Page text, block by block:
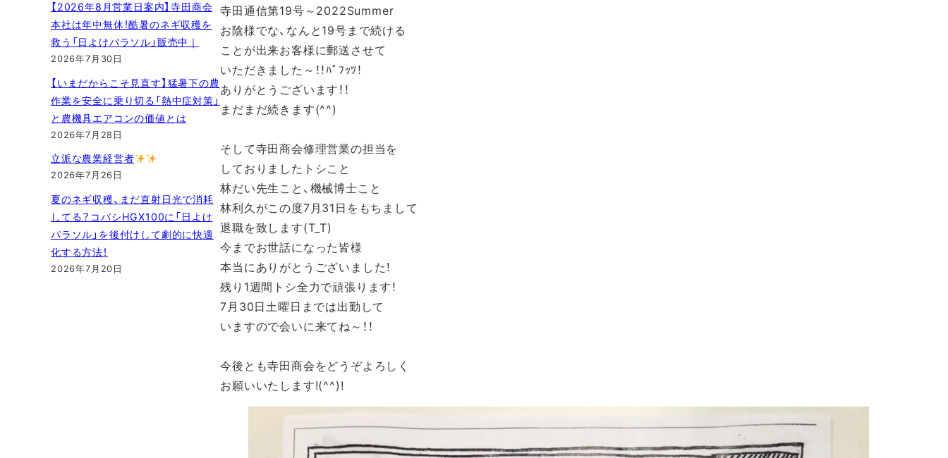
寺田通信第19号～2022Summer
お陰様でな、なんと19号まで続ける
ことが出来お客様に郵送させて
いただきました～！！ﾊﾟﾌｯﾂ！
ありがとうございます！！
まだまだ続きます(^^)
そして寺田商会修理営業の担当を
しておりましたトシこと
林だい先生こと、機械博士こと
林利久がこの度7月31日をもちまして
退職を致します(T_T)
今までお世話になった皆様
本当にありがとうございました！
残り1週間トシ全力で頑張ります！
7月30日土曜日までは出勤して
いますので会いに来てね～！！
今後とも寺田商会をどうぞよろしく
お願いいたします!(^^)!
【2026年8月営業日案内】寺田商会
本社は年中無休！酷暑のネギ収穫を
救う「日よけパラソル」販売中｜
2026年7月30日
【いまだからこそ見直す】猛暑下の農
作業を安全に乗り切る「熱中症対策」
と農機具エアコンの価値とは
2026年7月28日
立派な農業経営者
2026年7月26日
夏のネギ収穫、まだ直射日光で消耗
してる？コバシHGX100に「日よけ
パラソル」を後付けして劇的に快適
化する方法！
2026年7月20日